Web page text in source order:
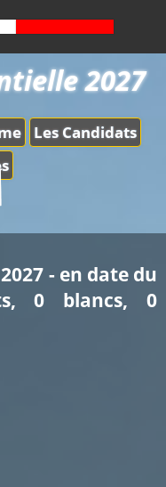
Les Candidats
2027
- en date du
0 blancs, 0